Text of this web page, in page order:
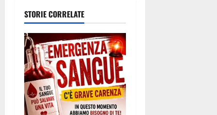
e
a
r
t
i
STORIE CORRELATE